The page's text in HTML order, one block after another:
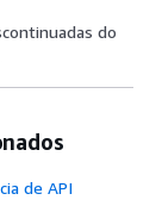
do
de API